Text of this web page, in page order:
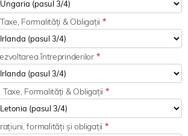
Formalități & Obligații *
întreprinderilor *
Taxe, Formalități & Obligații *
formalități și obligații *